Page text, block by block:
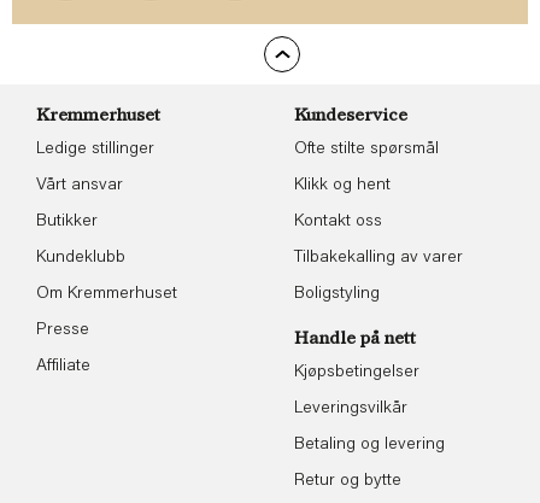
Kremmerhuset
Ledige stillinger
Vårt ansvar
Butikker
Kundeklubb
Om Kremmerhuset
Presse
Affiliate
Kundeservice
Ofte stilte spørsmål
Klikk og hent
Kontakt oss
Tilbakekalling av varer
Boligstyling
Handle på nett
Kjøpsbetingelser
Leveringsvilkår
Betaling og levering
Retur og bytte